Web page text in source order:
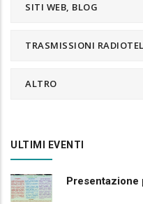
SITI WEB, BLOG
TRASMISSIONI
ALTRO
ULTIMI EVENTI
Presentazione